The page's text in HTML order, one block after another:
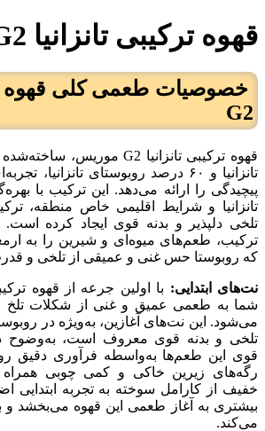
قهوه ترکیبی تانزانیا G2
خصوصیات طعمی کلی قهوه
G2
تانزانیا و ۶۰ درصد روبوستای
پیچیدگی را ارائه می‌دهد. این ترکیب با
تانزانیا و شرایط اقلیمی خاص منطقه،
تلخی دلپذیر و بدنه قوی ایجاد کرده
ترکیب، طعم‌های میوه‌ای و شیرین را به
که روبوستا حس غنی و عمیقی از تلخی و
نت‌های ابتدایی: با اولین جرعه از قهوه
شما به طعمی عمیق و غنی از شکلات تلخ و
می‌شود. این نت‌های آغازین، به‌ویژه در
تلخی و بدنه قوی معروف است، به‌وضوح
قوی این طعم‌ها به‌واسطه فرآوری دقیق
رگه‌های زیرین خاکی و کمی چوبی
خفیف از کارامل سوخته به تجربه
بیشتری به آغاز طعمی این قهوه می‌بخشد و
می‌کند.